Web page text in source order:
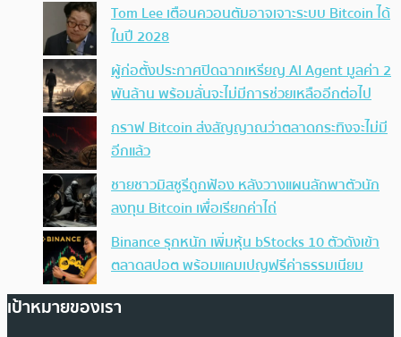
Tom Lee เตือนควอนตัมอาจเจาะระบบ Bitcoin ได้
ในปี 2028
ผู้ก่อตั้งประกาศปิดฉากเหรียญ AI Agent มูลค่า 2
พันล้าน พร้อมลั่นจะไม่มีการช่วยเหลืออีกต่อไป
กราฟ Bitcoin ส่งสัญญาณว่าตลาดกระทิงจะไม่มี
อีกแล้ว
ชายชาวมิสซูรีถูกฟ้อง หลังวางแผนลักพาตัวนัก
ลงทุน Bitcoin เพื่อเรียกค่าไถ่
Binance รุกหนัก เพิ่มหุ้น bStocks 10 ตัวดังเข้า
ตลาดสปอต พร้อมแคมเปญฟรีค่าธรรมเนียม
เป้าหมายของเรา